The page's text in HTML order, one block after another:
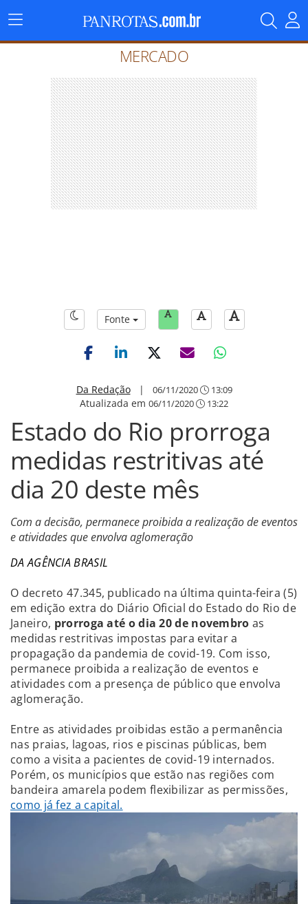
Menu
Principal
MERCADO
Fonte
Da Redação| 06/11/2020 13:09
Atualizada em 06/11/2020 13:22
Estado do Rio prorroga
medidas restritivas até
dia 20 deste mês
Com a decisão, permanece proibida a realização de eventos
e atividades que envolva aglomeração
DA AGÊNCIA BRASIL
O decreto 47.345, publicado na última quinta-feira (5)
em edição extra do Diário Oficial do Estado do Rio de
Janeiro, prorroga até o dia 20 de novembro as
medidas restritivas impostas para evitar a
propagação da pandemia de covid-19. Com isso,
permanece proibida a realização de eventos e
atividades com a presença de público que envolva
aglomeração.
Entre as atividades proibidas estão a permanência
nas praias, lagoas, rios e piscinas públicas, bem
como a visita a pacientes de covid-19 internados.
Porém, os municípios que estão nas regiões com
bandeira amarela podem flexibilizar as permissões,
como já fez a capital.